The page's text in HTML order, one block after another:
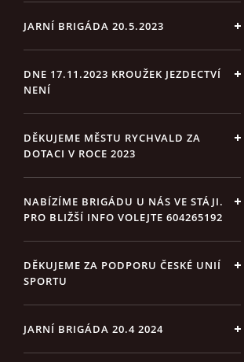
JARNÍ BRIGÁDA 20.5.2023
DNE 17.11.2023 KROUŽEK JEZDECTVÍ
NENÍ
DĚKUJEME MĚSTU RYCHVALD ZA
DOTACI V ROCE 2023
NABÍZÍME BRIGÁDU U NÁS VE STÁJI.
PRO BLIŽŠÍ INFO VOLEJTE 604265192
DĚKUJEME ZA PODPORU ČESKÉ UNIÍ
SPORTU
JARNÍ BRIGÁDA 20.4 2024